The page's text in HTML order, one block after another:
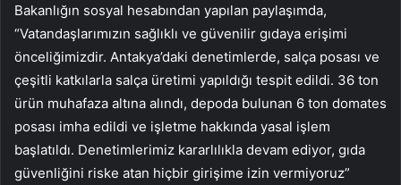
Bakanlığın sosyal hesabından yapılan paylaşımda,
“Vatandaşlarımızın sağlıklı ve güvenilir gıdaya erişimi
önceliğimizdir. Antakya’daki denetimlerde, salça posası ve
çeşitli katkılarla salça üretimi yapıldığı tespit edildi. 36 ton
ürün muhafaza altına alındı, depoda bulunan 6 ton domates
posası imha edildi ve işletme hakkında yasal işlem
başlatıldı. Denetimlerimiz kararlılıkla devam ediyor, gıda
güvenliğini riske atan hiçbir girişime izin vermiyoruz”